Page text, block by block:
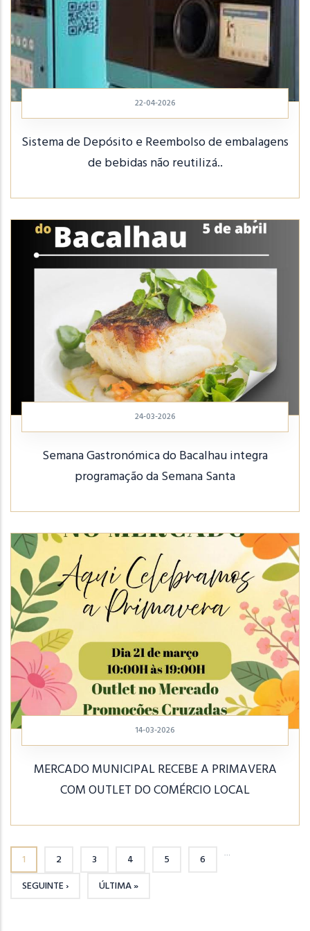
22-04-2026
Sistema de Depósito e Reembolso de embalagens
de bebidas não reutilizá..
24-03-2026
Semana Gastronómica do Bacalhau integra
programação da Semana Santa
14-03-2026
MERCADO MUNICIPAL RECEBE A PRIMAVERA
COM OUTLET DO COMÉRCIO LOCAL
PÁGINA ATUAL
1 PÁGINA
2 PÁGINA
3 PÁGINA
4 PÁGINA
5 PÁGINA
6 …
PRÓXIMA PÁGINA
SEGUINTE › ÚLTIMA PÁGINA
ÚLTIMA »